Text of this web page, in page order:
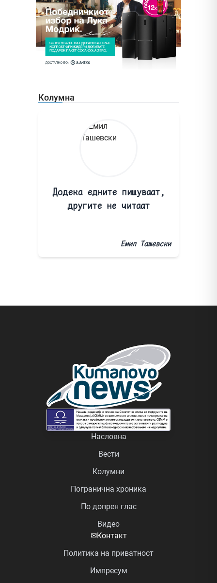
Колумна
Додека едните пишуваат,
другите не читаат
Емил Ташевски
Насловна
Вести
Колумни
Погранична хроника
По допрен глас
Видео
✉Контакт
Политика на приватност
Импресум